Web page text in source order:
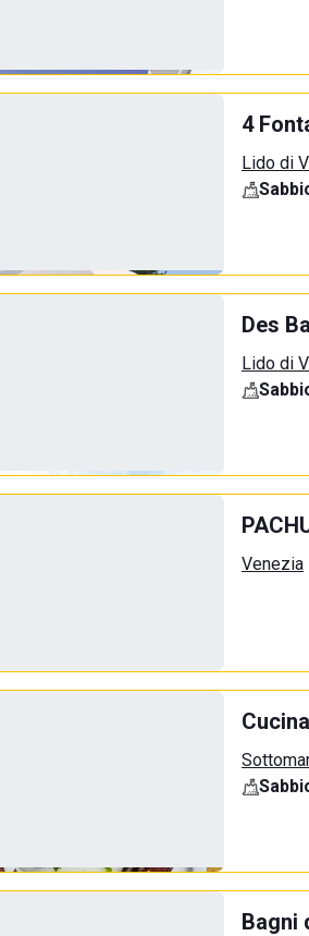
4
Lido di
Des
Lido di
Venezia
Bagni